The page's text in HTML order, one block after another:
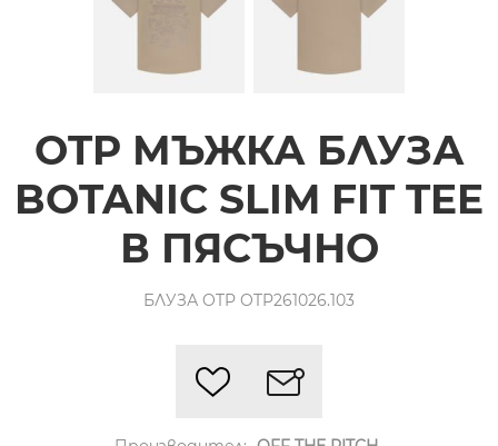
OTP МЪЖКА БЛУЗА
BOTANIC SLIM FIT TEE
В ПЯСЪЧНО
БЛУЗА OTP OTP261026.103